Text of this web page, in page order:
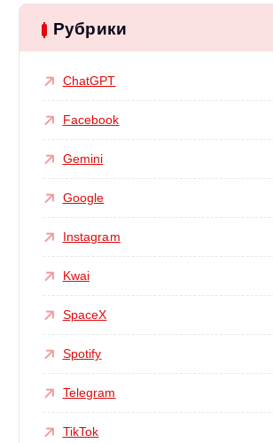
Рубрики
ChatGPT
Facebook
Gemini
Google
Instagram
Kwai
SpaceX
Spotify
Telegram
TikTok